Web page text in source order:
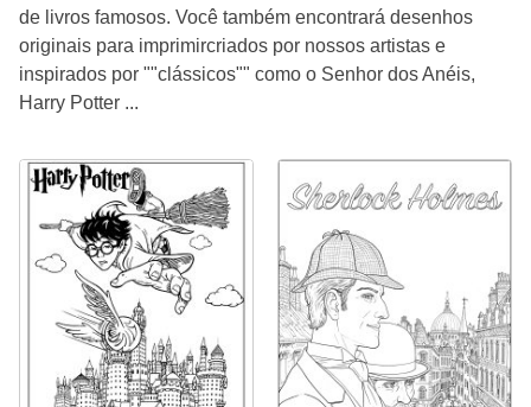
de livros famosos. Você também encontrará desenhos
originais para imprimircriados por nossos artistas e
inspirados por ""clássicos"" como o Senhor dos Anéis,
Harry Potter ...